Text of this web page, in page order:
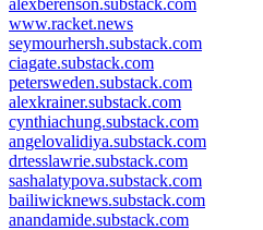
alexberenson.substack.com
www.racket.news
seymourhersh.substack.com
ciagate.substack.com
petersweden.substack.com
alexkrainer.substack.com
cynthiachung.substack.com
angelovalidiya.substack.com
drtesslawrie.substack.com
sashalatypova.substack.com
bailiwicknews.substack.com
anandamide.substack.com